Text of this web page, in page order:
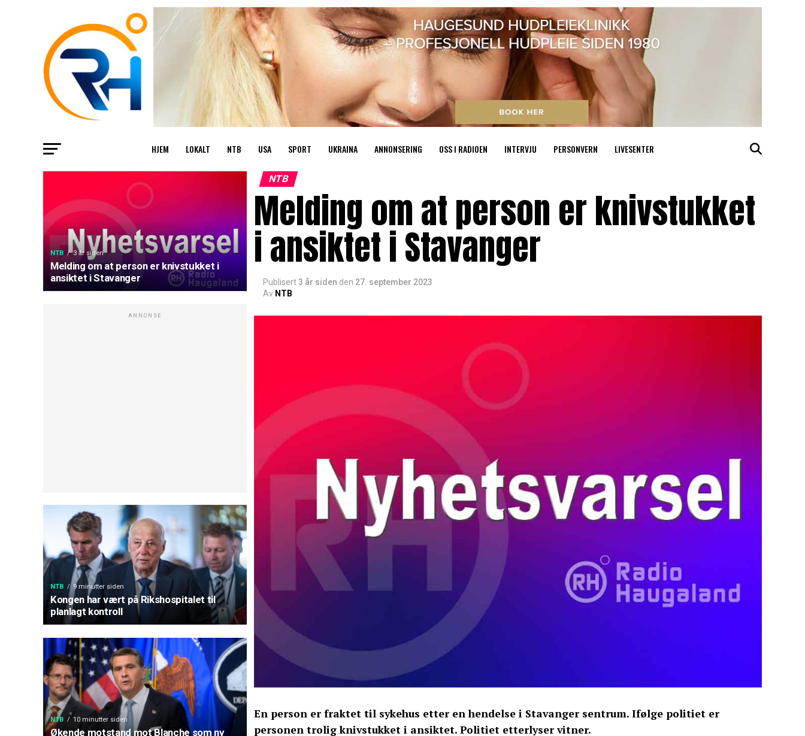
HJEM LOKALT NTB USA SPORT UKRAINA ANNONSERING OSS I RADIOEN INTERVJU PERSONVERN LIVESENTER
NTB 3 år siden
Melding om at person er knivstukket i
ansiktet i Stavanger
ANNONSE
NTB 9 minutter siden
Kongen har vært på Rikshospitalet til
planlagt kontroll
NTB 10 minutter siden
Økende motstand mot Blanche som ny
NTB
Melding om at person er knivstukket
i ansiktet i Stavanger
Publisert3 år siden den 27. september 2023
Av NTB
En person er fraktet til sykehus etter en hendelse i Stavanger sentrum. Ifølge politiet er
personen trolig knivstukket i ansiktet. Politiet etterlyser vitner.